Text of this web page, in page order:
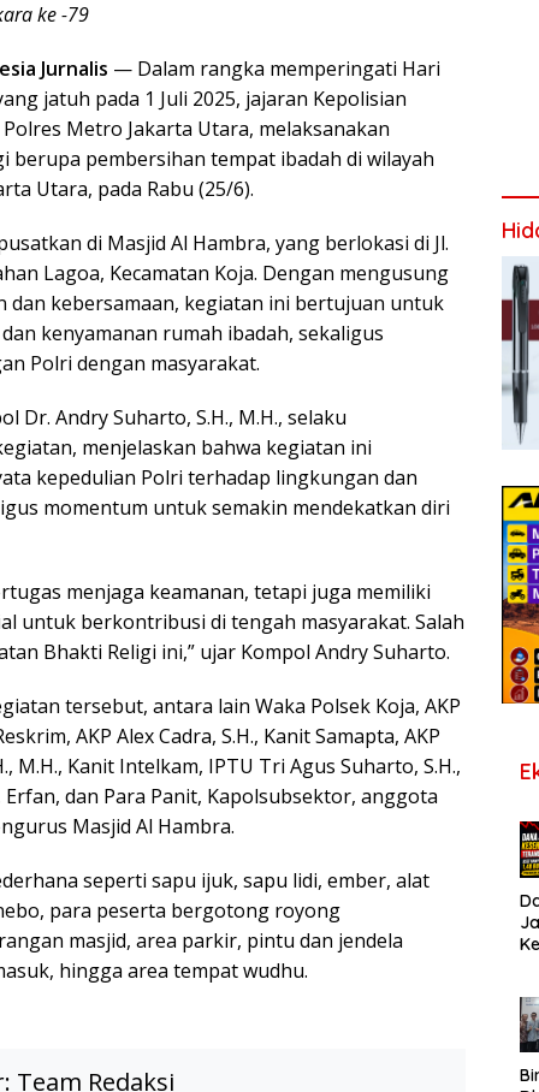
ke -79
Jurnalis — Dalam rangka memperingati Hari
jatuh pada 1 Juli 2025, jajaran Kepolisian
Metro Jakarta Utara, melaksanakan
berupa pembersihan tempat ibadah di wilayah
Utara, pada Rabu (25/6).
di Masjid Al Hambra, yang berlokasi di Jl.
Lagoa, Kecamatan Koja. Dengan mengusung
dan kebersamaan, kegiatan ini bertujuan untuk
kenyamanan rumah ibadah, sekaligus
Polri dengan masyarakat.
Dr. Andry Suharto, S.H., M.H., selaku
menjelaskan bahwa kegiatan ini
kepedulian Polri terhadap lingkungan dan
momentum untuk semakin mendekatkan diri
menjaga keamanan, tetapi juga memiliki
untuk berkontribusi di tengah masyarakat. Salah
Bhakti Religi ini,” ujar Kompol Andry Suharto.
tersebut, antara lain Waka Polsek Koja, AKP
AKP Alex Cadra, S.H., Kanit Samapta, AKP
M.H., Kanit Intelkam, IPTU Tri Agus Suharto, S.H.,
Erfan, dan Para Panit, Kapolsubsektor, anggota
Masjid Al Hambra.
seperti sapu ijuk, sapu lidi, ember, alat
para peserta bergotong royong
masjid, area parkir, pintu dan jendela
hingga area tempat wudhu.
Team Redaksi